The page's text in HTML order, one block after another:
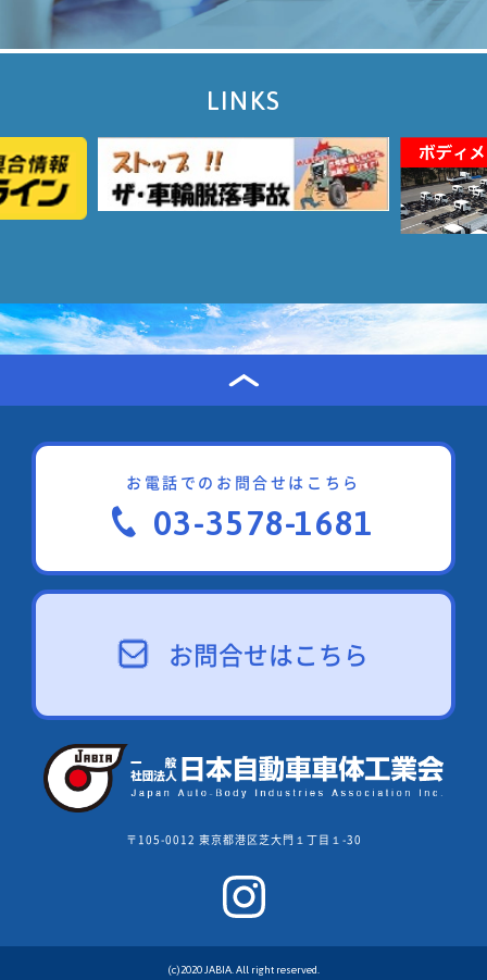
LINKS
お電話でのお問合せはこちら
03-3578-1681
お問合せはこちら
〒105-0012 東京都港区芝大門１丁目１-30
(c)2020 JABIA. All right reserved.